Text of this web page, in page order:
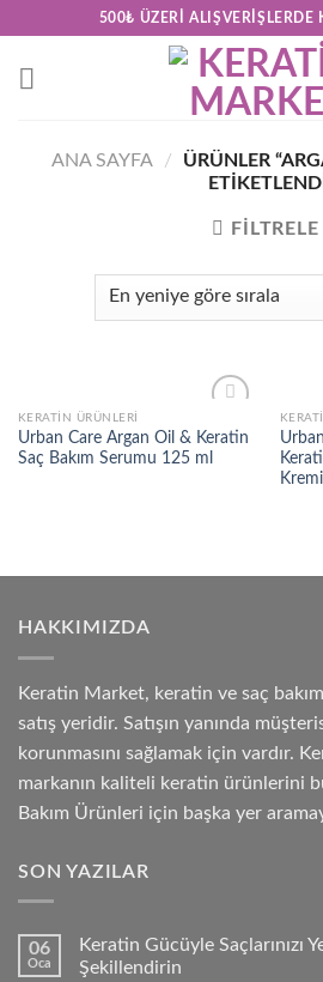
content
500₺ ÜZERI ALIŞVERIŞLERDE
ANA SAYFA /
ÜRÜNLER
ETIKETLENDI
FILTRELE
Add to
wishlist
KERATİN ÜRÜNLERİ
Urban Care Argan Oil & Keratin
Saç Bakım Serumu 125 ml
Kremi
HAKKIMIZDA
Keratin Market, keratin ve saç
satış yeridir. Satışın yanında
korunmasını sağlamak için vardır.
markanın kaliteli keratin ürünlerini
Bakım Ürünleri için başka yer
SON YAZILAR
06
Oca
Keratin Gücüyle Saçlarınızı
Şekillendirin